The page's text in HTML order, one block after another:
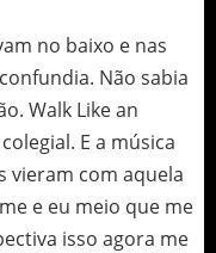
no baixo e nas
Não sabia
Walk Like an
E a música
vieram com aquela
e eu meio que me
isso agora me